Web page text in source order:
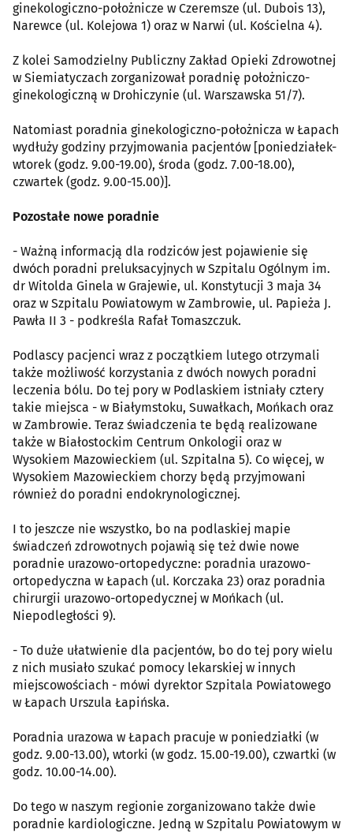
ginekologiczno-położnicze w Czeremsze (ul. Dubois 13),
Narewce (ul. Kolejowa 1) oraz w Narwi (ul. Kościelna 4).
Z kolei Samodzielny Publiczny Zakład Opieki Zdrowotnej
w Siemiatyczach zorganizował poradnię położniczo-
ginekologiczną w Drohiczynie (ul. Warszawska 51/7).
Natomiast poradnia ginekologiczno-położnicza w Łapach
wydłuży godziny przyjmowania pacjentów [poniedziałek-
wtorek (godz. 9.00-19.00), środa (godz. 7.00-18.00),
czwartek (godz. 9.00-15.00)].
Pozostałe nowe poradnie
- Ważną informacją dla rodziców jest pojawienie się
dwóch poradni preluksacyjnych w Szpitalu Ogólnym im.
dr Witolda Ginela w Grajewie, ul. Konstytucji 3 maja 34
oraz w Szpitalu Powiatowym w Zambrowie, ul. Papieża J.
Pawła II 3 - podkreśla Rafał Tomaszczuk.
Podlascy pacjenci wraz z początkiem lutego otrzymali
także możliwość korzystania z dwóch nowych poradni
leczenia bólu. Do tej pory w Podlaskiem istniały cztery
takie miejsca - w Białymstoku, Suwałkach, Mońkach oraz
w Zambrowie. Teraz świadczenia te będą realizowane
także w Białostockim Centrum Onkologii oraz w
Wysokiem Mazowieckiem (ul. Szpitalna 5). Co więcej, w
Wysokiem Mazowieckiem chorzy będą przyjmowani
również do poradni endokrynologicznej.
I to jeszcze nie wszystko, bo na podlaskiej mapie
świadczeń zdrowotnych pojawią się też dwie nowe
poradnie urazowo-ortopedyczne: poradnia urazowo-
ortopedyczna w Łapach (ul. Korczaka 23) oraz poradnia
chirurgii urazowo-ortopedycznej w Mońkach (ul.
Niepodległości 9).
- To duże ułatwienie dla pacjentów, bo do tej pory wielu
z nich musiało szukać pomocy lekarskiej w innych
miejscowościach - mówi dyrektor Szpitala Powiatowego
w Łapach Urszula Łapińska.
Poradnia urazowa w Łapach pracuje w poniedziałki (w
godz. 9.00-13.00), wtorki (w godz. 15.00-19.00), czwartki (w
godz. 10.00-14.00).
Do tego w naszym regionie zorganizowano także dwie
poradnie kardiologiczne. Jedną w Szpitalu Powiatowym w